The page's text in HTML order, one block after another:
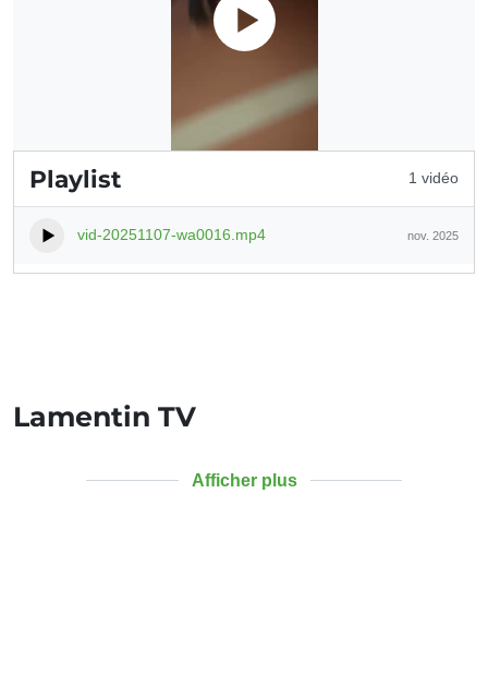
Playlist 1 vidéo
vid-20251107-wa0016.mp4 nov. 2025
Lamentin TV
Afficher plus